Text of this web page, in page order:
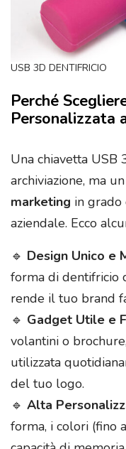
USB 3D DENTIFRICIO
Perché
Personalizzata
Una chiavetta USB
archiviazione, ma
marketing in grado
aziendale. Ecco
🔹 Design Unico e
forma di dentifricio
rende il tuo brand
🔹 Gadget Utile e
volantini o
utilizzata
del tuo logo.
🔹 Alta
forma, i colori (fino